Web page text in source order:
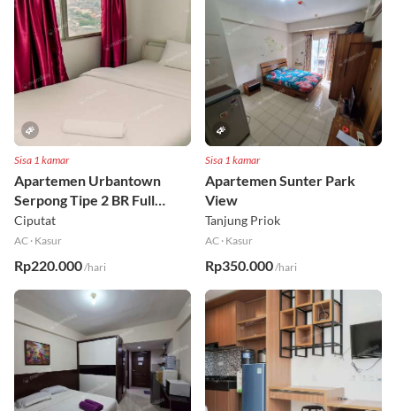
Sisa 1 kamar
Apartemen Urbantown
Serpong Tipe 2 BR Full
Furnished Lt 17 Selatan
Ciputat
AC · Kasur
Rp220.000/hari
Sisa 1 kamar
Apartemen Sunter Park
View
Tanjung Priok
AC · Kasur
Rp350.000/hari